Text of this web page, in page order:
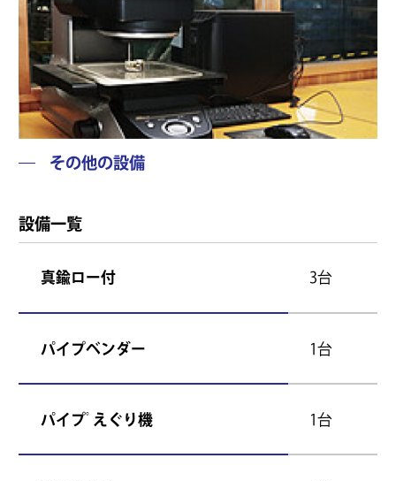
その他の設備
設備一覧
真鍮ロー付 3台
パイプベンダー 1台
パイプﾟえぐり機 1台